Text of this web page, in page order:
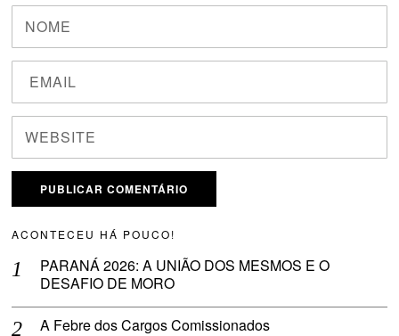
ACONTECEU HÁ POUCO!
PARANÁ 2026: A UNIÃO DOS MESMOS E O
DESAFIO DE MORO
A Febre dos Cargos Comissionados